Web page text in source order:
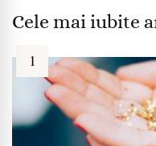
Cele mai iubite